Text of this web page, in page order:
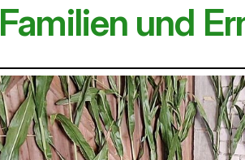
Familien und